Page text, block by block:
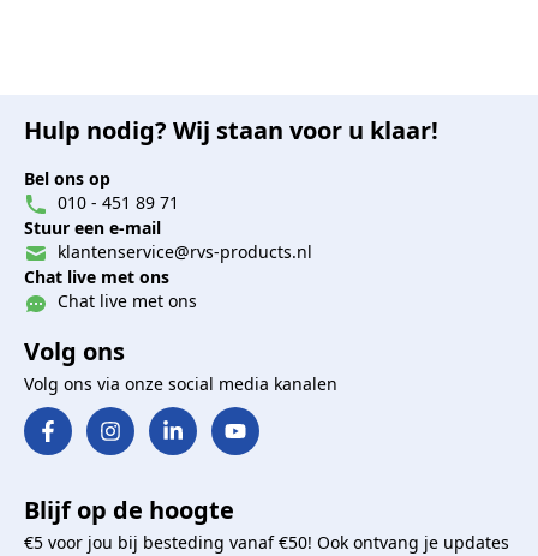
Hulp nodig? Wij staan voor u klaar!
Bel ons op
010 - 451 89 71
Stuur een e-mail
klantenservice@rvs-products.nl
Chat live met ons
Chat live met ons
Volg ons
Volg ons via onze social media kanalen
Blijf op de hoogte
€5 voor jou bij besteding vanaf €50! Ook ontvang je updates